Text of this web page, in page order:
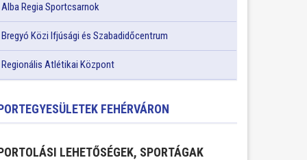
Alba Regia Sportcsarnok
Bregyó Közi Ifjúsági és Szabadidőcentrum
Regionális Atlétikai Központ
FEHÉRVÁRON
LEHETŐSÉGEK, SPORTÁGAK